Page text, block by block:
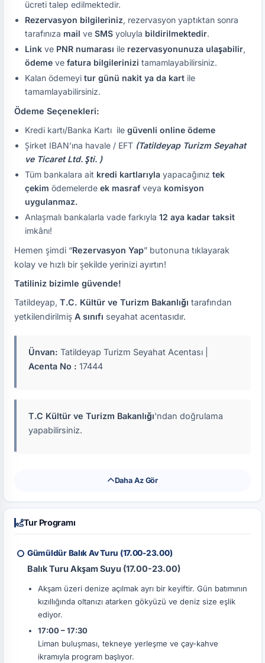
ücreti talep edilmektedir.
Rezervasyon bilgileriniz, rezervasyon yaptıktan sonra
tarafınıza mail ve SMS yoluyla bildirilmektedir.
Link ve PNR numarası ile rezervasyonunuza ulaşabilir,
ödeme ve fatura bilgilerinizi tamamlayabilirsiniz.
Kalan ödemeyi tur günü nakit ya da kart ile
tamamlayabilirsiniz.
Ödeme Seçenekleri:
Kredi kartı/Banka Kartı ile güvenli online ödeme
Şirket IBAN’ına havale / EFT (Tatildeyap Turizm Seyahat
ve Ticaret Ltd. Şti. )
Tüm bankalara ait kredi kartlarıyla yapacağınız tek
çekim ödemelerde ek masrafveya komisyon
uygulanmaz.
Anlaşmalı bankalarla vade farkıyla 12 aya kadar taksit
imkânı!
Hemen şimdi “Rezervasyon Yap” butonuna tıklayarak
kolay ve hızlı bir şekilde yerinizi ayırtın!
Tatiliniz bizimle güvende!
Tatildeyap, T.C. Kültür ve Turizm Bakanlığı tarafından
yetkilendirilmiş A sınıfı seyahat acentasıdır.
Ünvan: Tatildeyap Turizm Seyahat Acentası |
Acenta No : 17444
T.C Kültür ve Turizm Bakanlığı'ndan doğrulama
yapabilirsiniz.
Daha Az Gör
Tur Programı
Gümüldür Balık Av Turu (17.00-23.00)
Balık Turu Akşam Suyu (17.00-23.00)
Akşam üzeri denize açılmak ayrı bir keyiftir. Gün batımının
kızıllığında oltanızı atarken gökyüzü ve deniz size eşlik
ediyor.
17:00 – 17:30
Liman buluşması, tekneye yerleşme ve çay-kahve
ikramıyla program başlıyor.